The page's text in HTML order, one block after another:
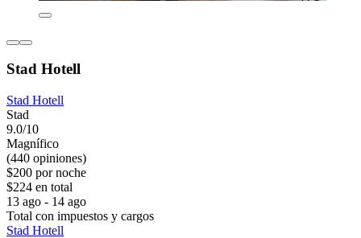
Stad Hotell
Stad Hotell
Stad
9.0/10
Magnífico
(440 opiniones)
$200 por noche
$224 en total
13 ago - 14 ago
Total con impuestos y cargos
Stad Hotell